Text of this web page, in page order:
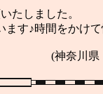
たしました。
ます♪時間を
K様